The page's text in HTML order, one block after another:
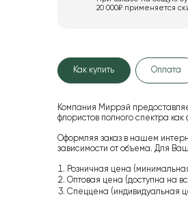
20 000₽ применяется
Как купить Оплата
Компания Миррэй
флористов полного спектра
Оформляя заказ в нашем
зависимости от объема. Для
Розничная цена
Оптовая цена (доступна на
Спеццена (индивидуальная